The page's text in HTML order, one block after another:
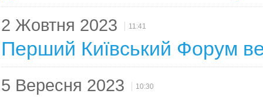
2 Жовтня 2023 11:41
Перший Київський Форум
5 Вересня 2023 10:30